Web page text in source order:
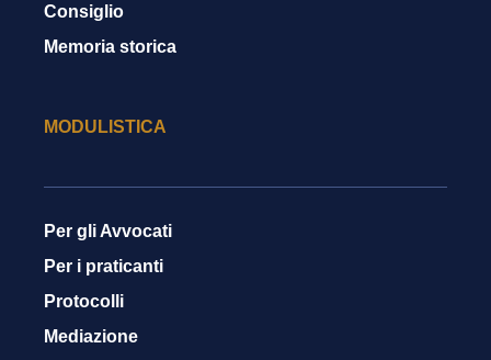
Consiglio
Memoria storica
MODULISTICA
Per gli Avvocati
Per i praticanti
Protocolli
Mediazione